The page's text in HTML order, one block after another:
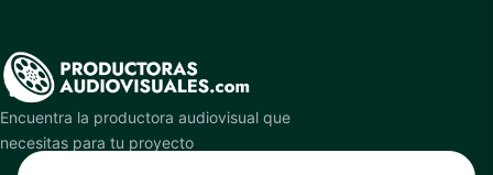
Encuentra la productora audiovisual que
necesitas para tu proyecto